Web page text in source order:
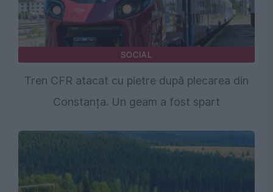
SOCIAL
Tren CFR atacat cu pietre după plecarea din
Constanța. Un geam a fost spart